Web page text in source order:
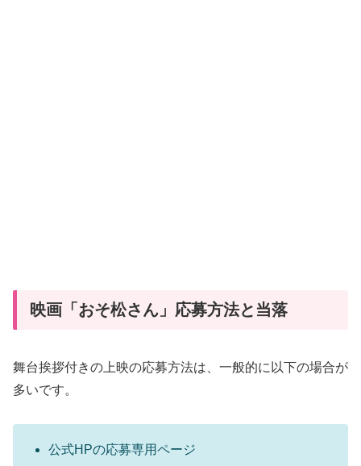
映画「おそ松さん」応募方法と当落
舞台挨拶付きの上映の応募方法は、一般的に以下の場合が
多いです。
公式HPの応募専用ページ